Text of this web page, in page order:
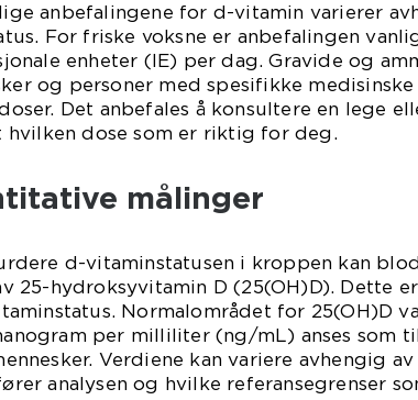
anbefalingene for d-vitamin varierer
For friske voksne er anbefalingen
enheter (IE) per dag. Gravide og
og personer med spesifikke
Det anbefales å konsultere en lege
hvilken dose som er riktig for deg.
målinger
d-vitaminstatusen i kroppen kan
25-hydroksyvitamin D (25(OH)D). Dette
Normalområdet for 25(OH)D
per milliliter (ng/mL) anses som
Verdiene kan variere avhengig
analysen og hvilke referansegrenser